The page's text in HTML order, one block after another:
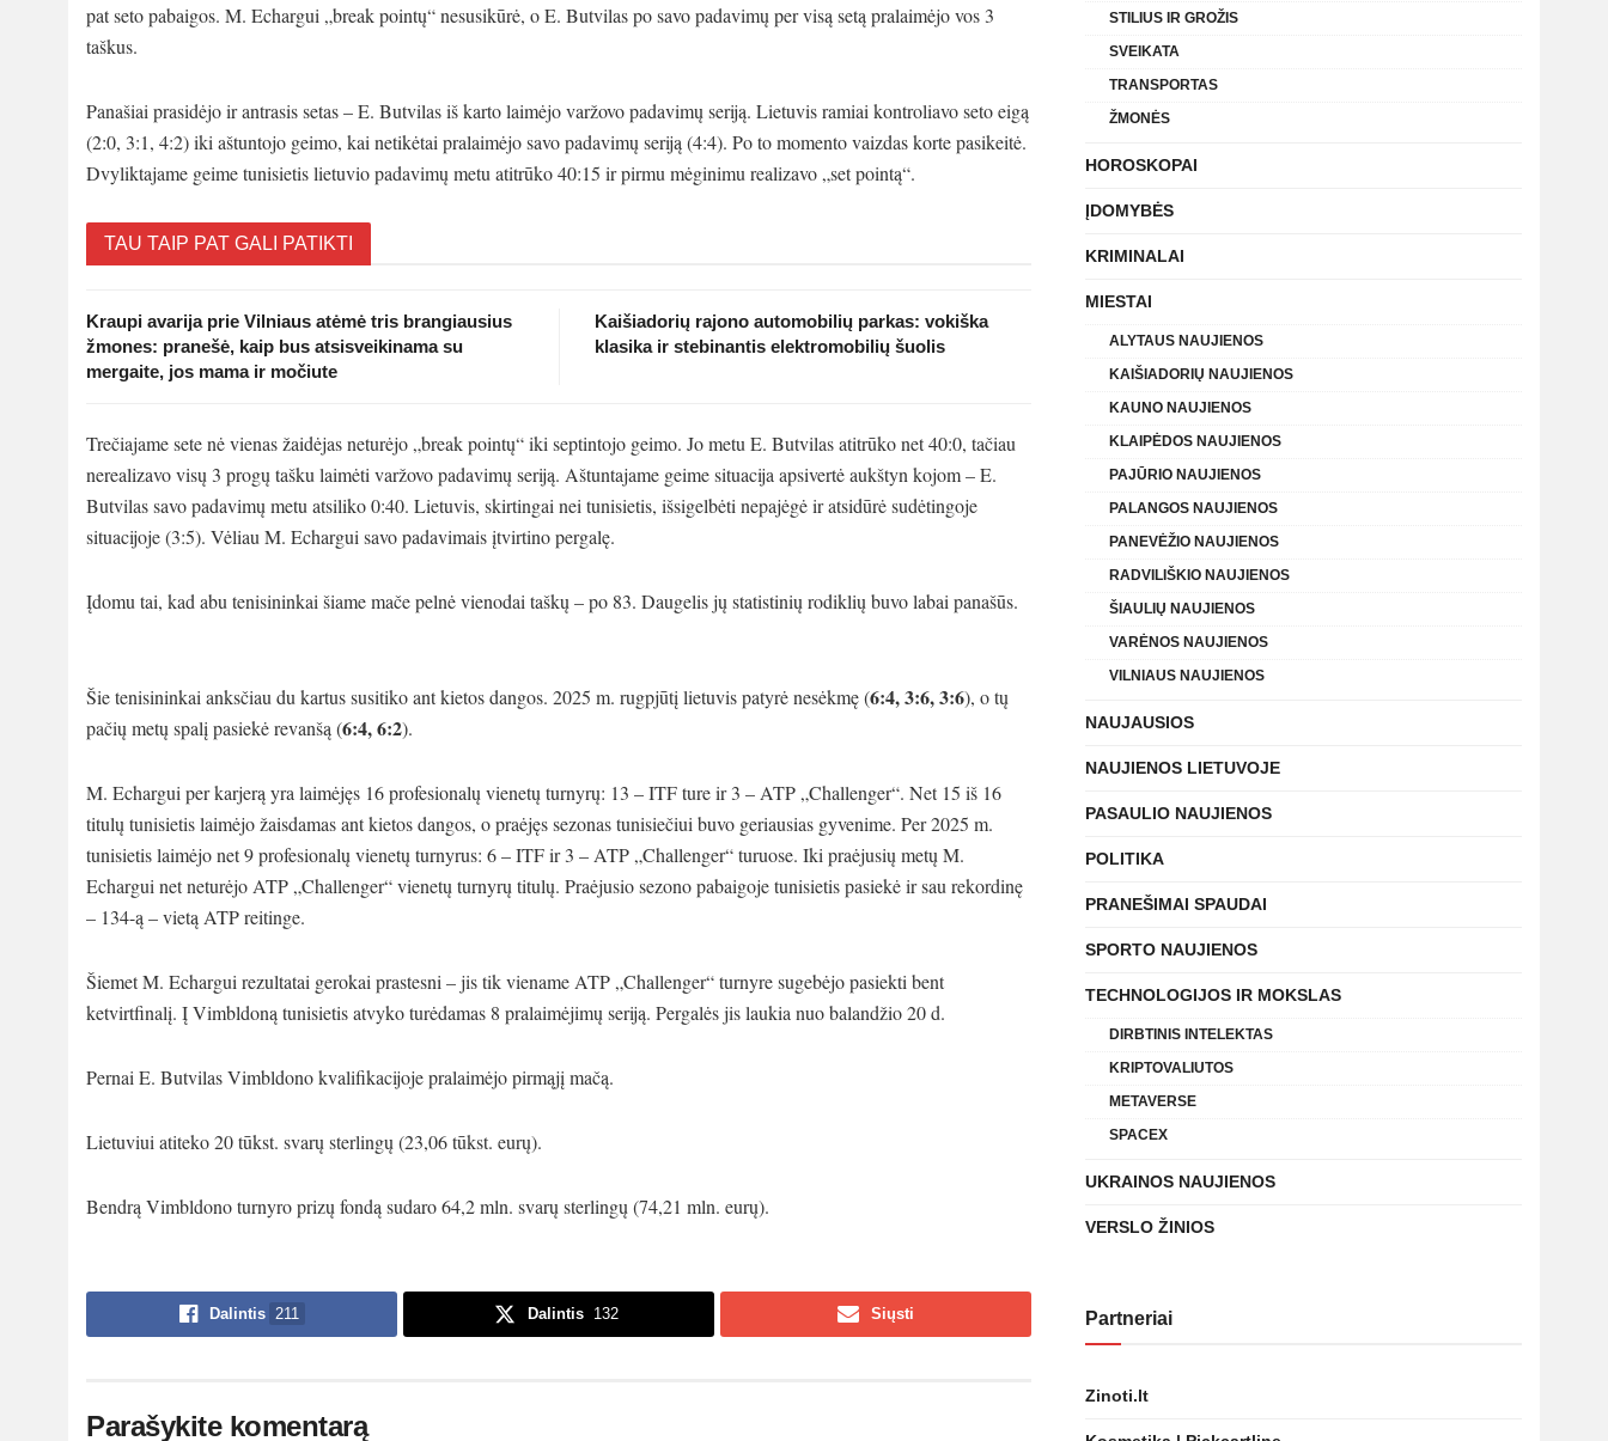
pat seto pabaigos. M. Echargui „break pointų“ nesusikūrė, o E. Butvilas po savo padavimų per visą setą pralaimėjo vos 3
taškus.
Panašiai prasidėjo ir antrasis setas – E. Butvilas iš karto laimėjo varžovo padavimų seriją. Lietuvis ramiai kontroliavo seto eigą
(2:0, 3:1, 4:2) iki aštuntojo geimo, kai netikėtai pralaimėjo savo padavimų seriją (4:4). Po to momento vaizdas korte pasikeitė.
Dvyliktajame geime tunisietis lietuvio padavimų metu atitrūko 40:15 ir pirmu mėginimu realizavo „set pointą“.
TAU TAIP PAT GALI PATIKTI
Kraupi avarija prie Vilniaus atėmė tris brangiausius
žmones: pranešė, kaip bus atsisveikinama su
mergaite, jos mama ir močiute
Kaišiadorių rajono automobilių parkas: vokiška
klasika ir stebinantis elektromobilių šuolis
Trečiajame sete nė vienas žaidėjas neturėjo „break pointų“ iki septintojo geimo. Jo metu E. Butvilas atitrūko net 40:0, tačiau
nerealizavo visų 3 progų tašku laimėti varžovo padavimų seriją. Aštuntajame geime situacija apsivertė aukštyn kojom – E.
Butvilas savo padavimų metu atsiliko 0:40. Lietuvis, skirtingai nei tunisietis, išsigelbėti nepajėgė ir atsidūrė sudėtingoje
situacijoje (3:5). Vėliau M. Echargui savo padavimais įtvirtino pergalę.
Įdomu tai, kad abu tenisininkai šiame mače pelnė vienodai taškų – po 83. Daugelis jų statistinių rodiklių buvo labai panašūs.
Šie tenisininkai anksčiau du kartus susitiko ant kietos dangos. 2025 m. rugpjūtį lietuvis patyrė nesėkmę (6:4, 3:6, 3:6), o tų
pačių metų spalį pasiekė revanšą (6:4, 6:2).
M. Echargui per karjerą yra laimėjęs 16 profesionalų vienetų turnyrų: 13 – ITF ture ir 3 – ATP „Challenger“. Net 15 iš 16
titulų tunisietis laimėjo žaisdamas ant kietos dangos, o praėjęs sezonas tunisiečiui buvo geriausias gyvenime. Per 2025 m.
tunisietis laimėjo net 9 profesionalų vienetų turnyrus: 6 – ITF ir 3 – ATP „Challenger“ turuose. Iki praėjusių metų M.
Echargui net neturėjo ATP „Challenger“ vienetų turnyrų titulų. Praėjusio sezono pabaigoje tunisietis pasiekė ir sau rekordinę
– 134-ą – vietą ATP reitinge.
Šiemet M. Echargui rezultatai gerokai prastesni – jis tik viename ATP „Challenger“ turnyre sugebėjo pasiekti bent
ketvirtfinalį. Į Vimbldoną tunisietis atvyko turėdamas 8 pralaimėjimų seriją. Pergalės jis laukia nuo balandžio 20 d.
Pernai E. Butvilas Vimbldono kvalifikacijoje pralaimėjo pirmąjį mačą.
Lietuviui atiteko 20 tūkst. svarų sterlingų (23,06 tūkst. eurų).
Bendrą Vimbldono turnyro prizų fondą sudaro 64,2 mln. svarų sterlingų (74,21 mln. eurų).
Dalintis 211 Dalintis 132 Siųsti
Parašykite komentarą
STILIUS IR GROŽIS
SVEIKATA
TRANSPORTAS
ŽMONĖS
HOROSKOPAI
ĮDOMYBĖS
KRIMINALAI
MIESTAI
ALYTAUS NAUJIENOS
KAIŠIADORIŲ NAUJIENOS
KAUNO NAUJIENOS
KLAIPĖDOS NAUJIENOS
PAJŪRIO NAUJIENOS
PALANGOS NAUJIENOS
PANEVĖŽIO NAUJIENOS
RADVILIŠKIO NAUJIENOS
ŠIAULIŲ NAUJIENOS
VARĖNOS NAUJIENOS
VILNIAUS NAUJIENOS
NAUJAUSIOS
NAUJIENOS LIETUVOJE
PASAULIO NAUJIENOS
POLITIKA
PRANEŠIMAI SPAUDAI
SPORTO NAUJIENOS
TECHNOLOGIJOS IR MOKSLAS
DIRBTINIS INTELEKTAS
KRIPTOVALIUTOS
METAVERSE
SPACEX
UKRAINOS NAUJIENOS
VERSLO ŽINIOS
Partneriai
Zinoti.lt